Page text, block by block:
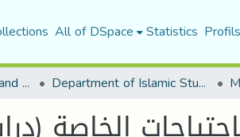
All of DSpace Statistics
Faculty of Humanities and Social Sciences Department of Islamic Studies